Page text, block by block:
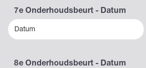
7e Onderhoudsbeurt - Datum
Datum
8e Onderhoudsbeurt - Datum